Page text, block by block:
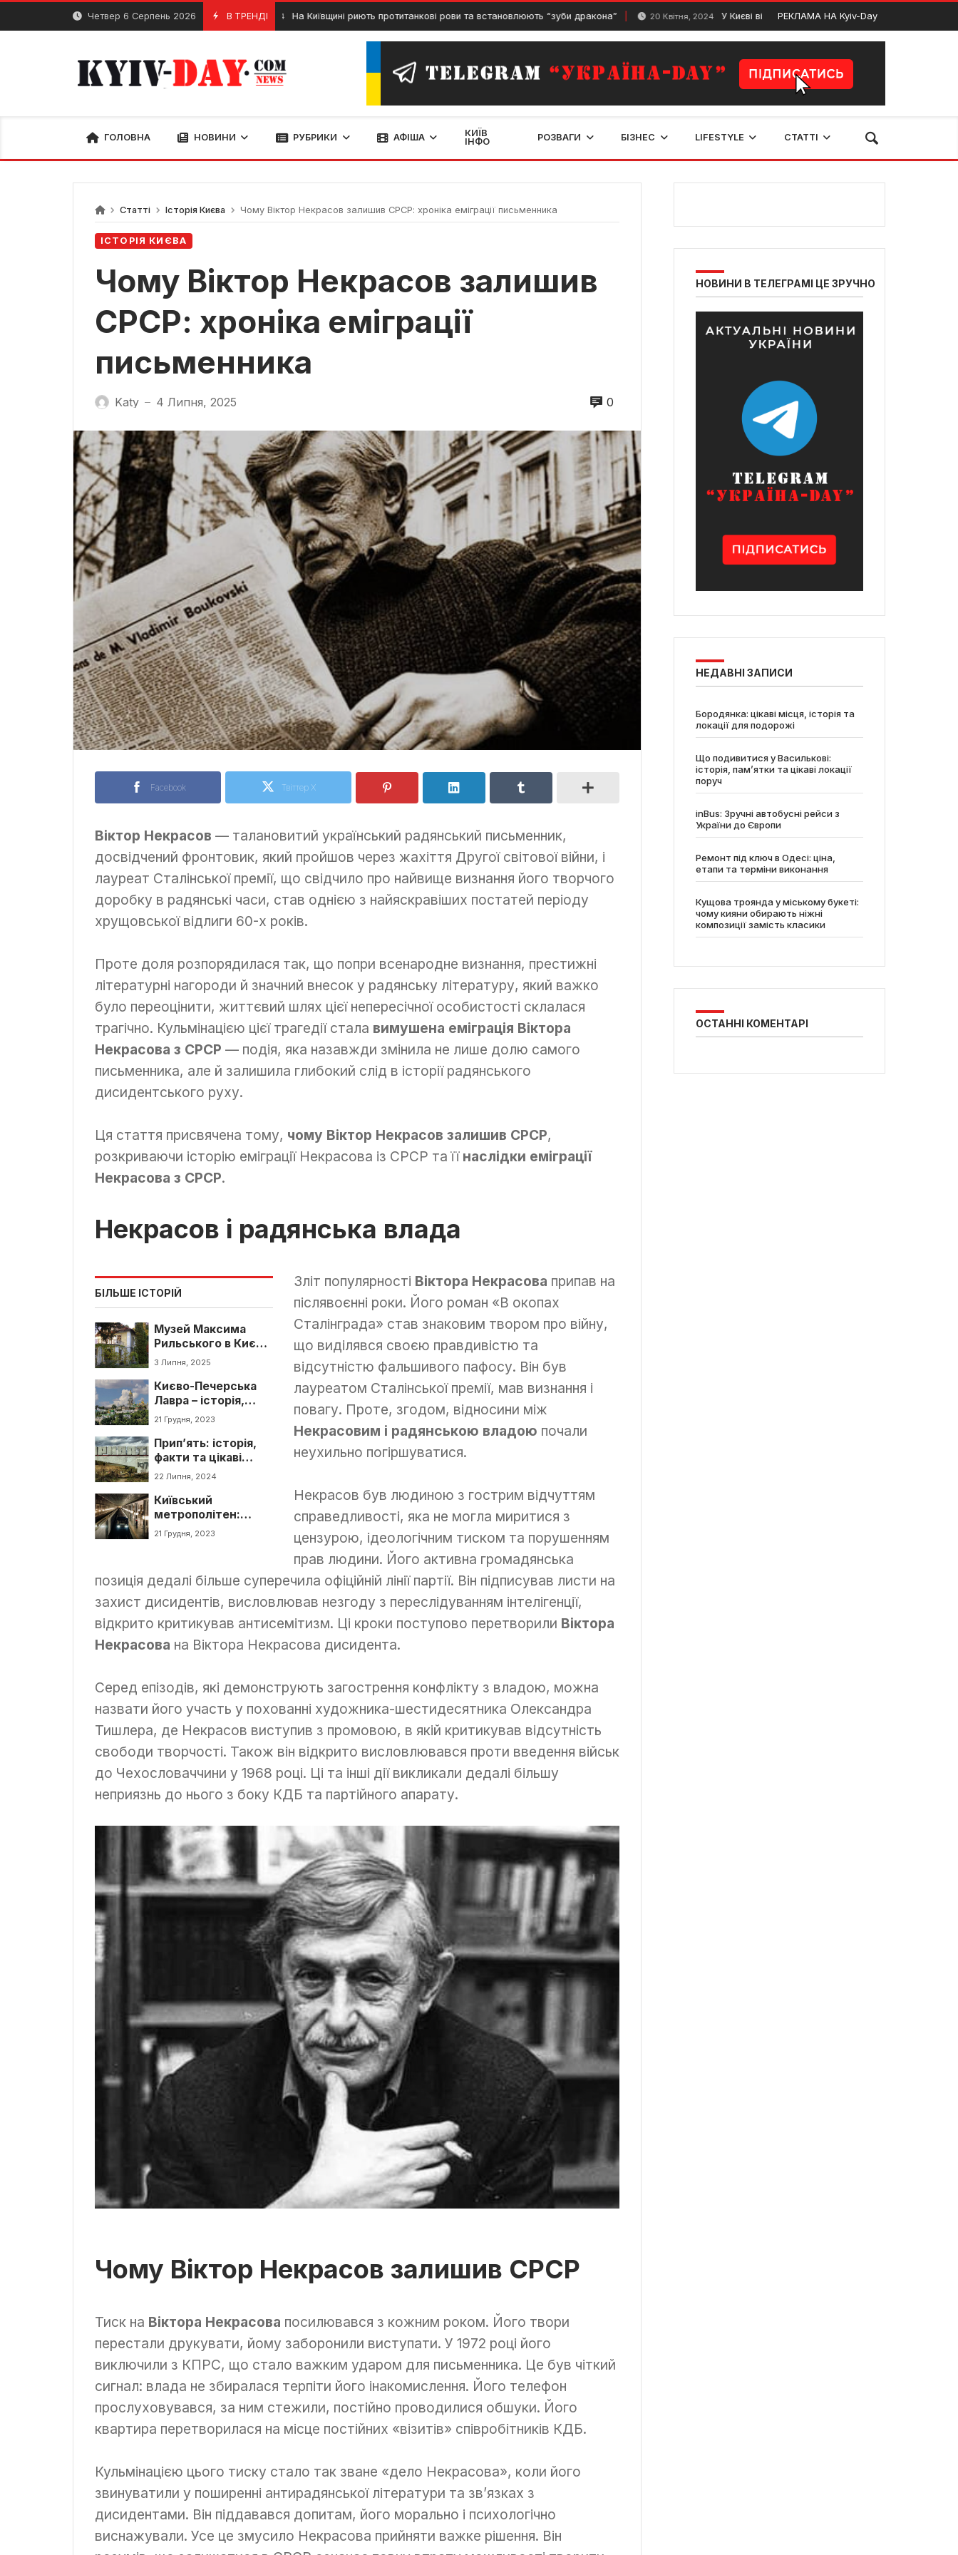
Перейти
вмісту
Четвер 6 Серпень 2026 В ТРЕНДІ
1 Квітня, 2024 На Київщині риють протитанкові рови та встановлюють “зуби дракона” 20 Квітня, 2024 У Києві відбувся благодійний забіг “Spartan Race Ukrane”
РЕКЛАМА НА Kyiv-Day
ГОЛОВНА НОВИНИ РУБРИКИ АФІША
КИЇВ
ІНФО
РОЗВАГИ БІЗНЕС LIFESTYLE СТАТТІ
Статті Історія Києва Чому Віктор Некрасов залишив СРСР: хроніка еміграції письменника
ІСТОРІЯ КИЄВА
Чому Віктор Некрасов залишив
СРСР: хроніка еміграції
письменника
Katy — 4 Липня, 2025 0
Facebook Твіттер X
Віктор Некрасов — талановитий український радянський письменник,
досвідчений фронтовик, який пройшов через жахіття Другої світової війни, і
лауреат Сталінської премії, що свідчило про найвище визнання його творчого
доробку в радянські часи, став однією з найяскравіших постатей періоду
хрущовської відлиги 60-х років.
Проте доля розпорядилася так, що попри всенародне визнання, престижні
літературні нагороди й значний внесок у радянську літературу, який важко
було переоцінити, життєвий шлях цієї непересічної особистості склалася
трагічно. Кульмінацією цієї трагедії стала вимушена еміграція Віктора
Некрасова з СРСР — подія, яка назавжди змінила не лише долю самого
письменника, але й залишила глибокий слід в історії радянського
дисидентського руху.
Ця стаття присвячена тому, чому Віктор Некрасов залишив СРСР,
розкриваючи історію еміграції Некрасова із СРСР та її наслідки еміграції
Некрасова з СРСР.
Некрасов і радянська влада
БІЛЬШЕ ІСТОРІЙ
Музей Максима
Рильського в Києві:
як доїхати, ціни,
3 Липня, 2025
Києво-Печерська
Лавра – історія,
сьогодення, факти
21 Грудня, 2023
Прип’ять: історія,
факти та цікаві
місця. Що
Прип’яті
22 Липня, 2024
Київський
метрополітен:
Київське метро
21 Грудня, 2023
Зліт популярності Віктора Некрасова припав на
післявоєнні роки. Його роман «В окопах
Сталінграда» став знаковим твором про війну,
що виділявся своєю правдивістю та
відсутністю фальшивого пафосу. Він був
лауреатом Сталінської премії, мав визнання і
повагу. Проте, згодом, відносини між
Некрасовим і радянською владою почали
неухильно погіршуватися.
Некрасов був людиною з гострим відчуттям
справедливості, яка не могла миритися з
цензурою, ідеологічним тиском та порушенням
прав людини. Його активна громадянська
позиція дедалі більше суперечила офіційній лінії партії. Він підписував листи на
захист дисидентів, висловлював незгоду з переслідуванням інтелігенції,
відкрито критикував антисемітизм. Ці кроки поступово перетворили Віктора
Некрасова на Віктора Некрасова дисидента.
Серед епізодів, які демонструють загострення конфлікту з владою, можна
назвати його участь у похованні художника-шестидесятника Олександра
Тишлера, де Некрасов виступив з промовою, в якій критикував відсутність
свободи творчості. Також він відкрито висловлювався проти введення військ
до Чехословаччини у 1968 році. Ці та інші дії викликали дедалі більшу
неприязнь до нього з боку КДБ та партійного апарату.
Чому Віктор Некрасов залишив СРСР
Тиск на Віктора Некрасова посилювався з кожним роком. Його твори
перестали друкувати, йому заборонили виступати. У 1972 році його
виключили з КПРС, що стало важким ударом для письменника. Це був чіткий
сигнал: влада не збиралася терпіти його інакомислення. Його телефон
прослуховувався, за ним стежили, постійно проводилися обшуки. Його
квартира перетворилася на місце постійних «візитів» співробітників КДБ.
Кульмінацією цього тиску стало так зване «дело Некрасова», коли його
звинуватили у поширенні антирадянської літератури та зв’язках з
дисидентами. Він піддавався допитам, його морально і психологічно
виснажували. Усе це змусило Некрасова прийняти важке рішення. Він
НОВИНИ В ТЕЛЕГРАМІ ЦЕ ЗРУЧНО
НЕДАВНІ ЗАПИСИ
Бородянка: цікаві місця, історія та
локації для подорожі
Що подивитися у Василькові:
історія, пам’ятки та цікаві локації
поруч
inBus: Зручні автобусні рейси з
України до Європи
Ремонт під ключ в Одесі: ціна,
етапи та терміни виконання
Кущова троянда у міському букеті:
чому кияни обирають ніжні
композиції замість класики
ОСТАННІ КОМЕНТАРІ